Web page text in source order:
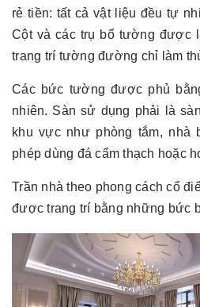
rẻ tiền: tất cả vật liệu đều tự
Cột và các trụ bổ tường được
trang trí tường đường chỉ làm
Các bức tường được phủ
nhiên. Sàn sử dụng phải là
khu vực như phòng tắm, nhà
phép dùng đá cẩm thạch hoặc
Trần nhà theo phong cách cổ
được trang trí bằng những bức